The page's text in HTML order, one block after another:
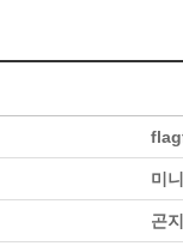
미니
곤